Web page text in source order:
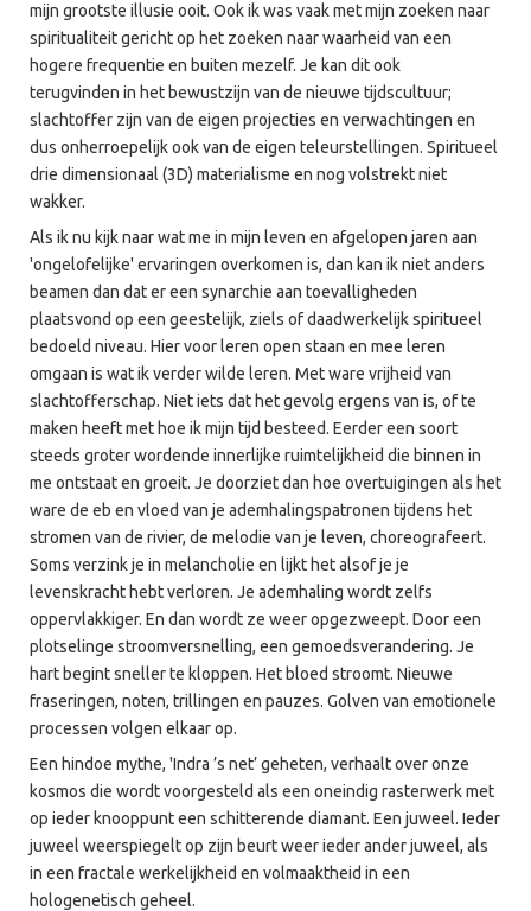
mijn grootste illusie ooit. Ook ik was vaak met mijn zoeken naar
spiritualiteit gericht op het zoeken naar waarheid van een
hogere frequentie en buiten mezelf. Je kan dit ook
terugvinden in het bewustzijn van de nieuwe tijdscultuur;
slachtoffer zijn van de eigen projecties en verwachtingen en
dus onherroepelijk ook van de eigen teleurstellingen. Spiritueel
drie dimensionaal (3D) materialisme en nog volstrekt niet
wakker.
Als ik nu kijk naar wat me in mijn leven en afgelopen jaren aan
'ongelofelijke' ervaringen overkomen is, dan kan ik niet anders
beamen dan dat er een synarchie aan toevalligheden
plaatsvond op een geestelijk, ziels of daadwerkelijk spiritueel
bedoeld niveau. Hier voor leren open staan en mee leren
omgaan is wat ik verder wilde leren. Met ware vrijheid van
slachtofferschap. Niet iets dat het gevolg ergens van is, of te
maken heeft met hoe ik mijn tijd besteed. Eerder een soort
steeds groter wordende innerlijke ruimtelijkheid die binnen in
me ontstaat en groeit. Je doorziet dan hoe overtuigingen als het
ware de eb en vloed van je ademhalingspatronen tijdens het
stromen van de rivier, de melodie van je leven, choreografeert.
Soms verzink je in melancholie en lijkt het alsof je je
levenskracht hebt verloren. Je ademhaling wordt zelfs
oppervlakkiger. En dan wordt ze weer opgezweept. Door een
plotselinge stroomversnelling, een gemoedsverandering. Je
hart begint sneller te kloppen. Het bloed stroomt. Nieuwe
fraseringen, noten, trillingen en pauzes. Golven van emotionele
processen volgen elkaar op.
Een hindoe mythe, 'Indra ’s net’ geheten, verhaalt over onze
kosmos die wordt voorgesteld als een oneindig rasterwerk met
op ieder knooppunt een schitterende diamant. Een juweel. Ieder
juweel weerspiegelt op zijn beurt weer ieder ander juweel, als
in een fractale werkelijkheid en volmaaktheid in een
hologenetisch geheel.